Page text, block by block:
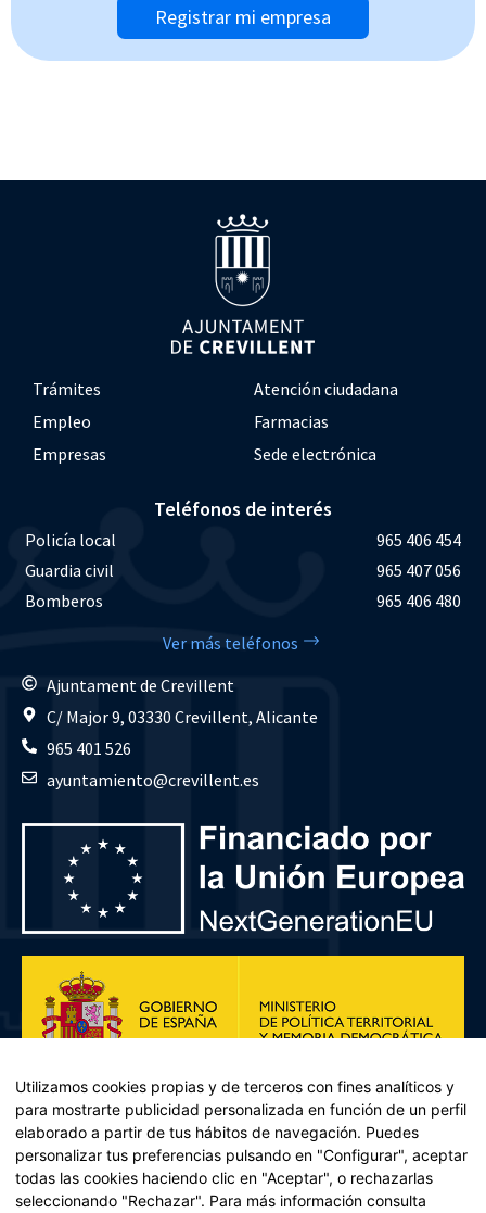
Registrar mi empresa
Trámites
Atención ciudadana
Empleo
Farmacias
Empresas
Sede electrónica
Teléfonos de interés
Policía local
965 406 454
Guardia civil
965 407 056
Bomberos
965 406 480
Ver más teléfonos
Ajuntament de Crevillent
C/ Major 9, 03330 Crevillent, Alicante
965 401 526
ayuntamiento@crevillent.es
Utilizamos cookies propias y de terceros con fines analíticos y
para mostrarte publicidad personalizada en función de un perfil
elaborado a partir de tus hábitos de navegación. Puedes
personalizar tus preferencias pulsando en "Configurar", aceptar
todas las cookies haciendo clic en "Aceptar", o rechazarlas
seleccionando "Rechazar". Para más información consulta